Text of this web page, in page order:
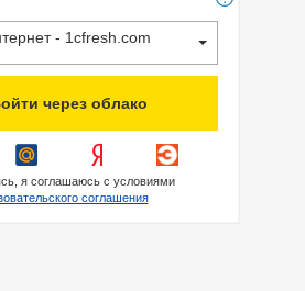
- 1cfresh.com
через облако
я соглашаюсь с условиями
соглашения